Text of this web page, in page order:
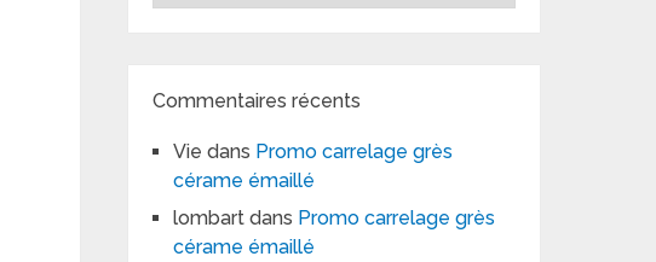
Commentaires récents
Vie dans Promo carrelage grès
cérame émaillé
lombart dans Promo carrelage grès
cérame émaillé